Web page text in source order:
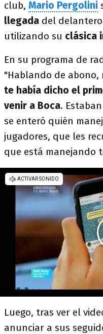
club, Mario Pergolini
llegada del
utilizando su clásica
En su programa de
"Hablando de abono,
te había dicho el
venir a Boca.
se enteró quién
jugadores, que les
que está manejando
Luego, tras ver el
anunciar a sus